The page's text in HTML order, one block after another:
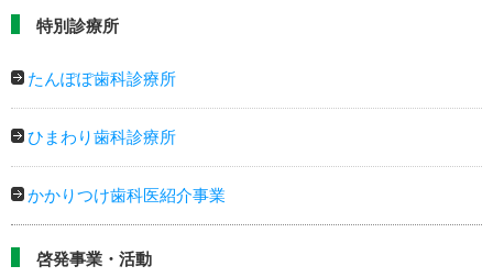
特別診療所
たんぽぽ歯科診療所
ひまわり歯科診療所
かかりつけ歯科医紹介事業
啓発事業・活動